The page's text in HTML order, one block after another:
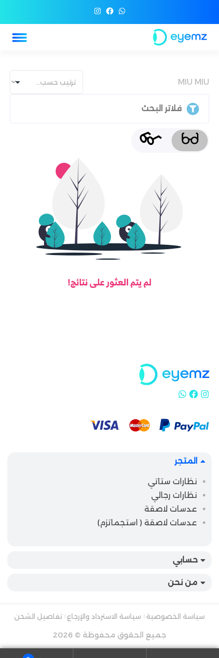
MIU MIU
فلاتر البحث
المتجر
نظارات ستاتي
نظارات رجالي
عدسات لاصقة
عدسات لاصقة ( استجماتزم)
حسابي
من نحن
سياسة الخصوصية سياسة الاسترداد والإرجاع تفاصيل الشحن
جميع الحقوق محفوظة © 2026